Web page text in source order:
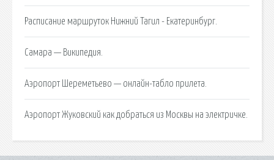
Расписание маршруток Нижний Тагил - Екатеринбург.
Самара — Википедия.
Аэропорт Шереметьево — онлайн-табло прилета.
Аэропорт Жуковский как добраться из Москвы на электричке.